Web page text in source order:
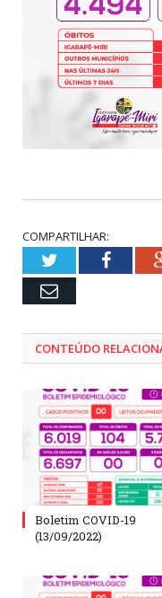
COMPARTILHAR:
Twitter
Email
CONTEÚDO
Boletim COVID-19
(13/09/2022)